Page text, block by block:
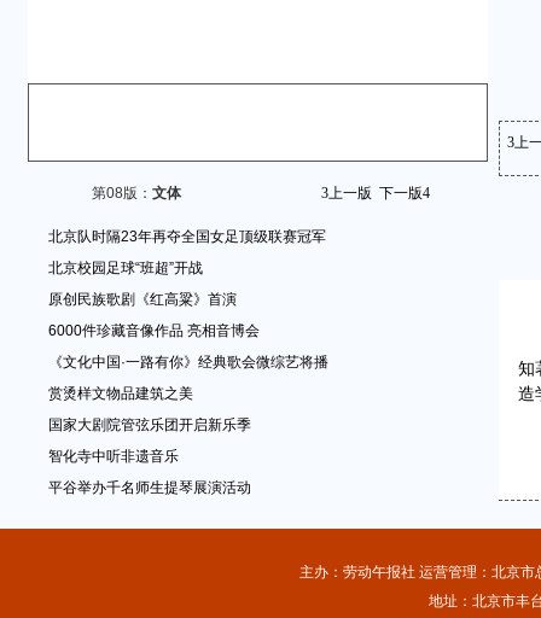
第08版： 文体 3上一版 下一版4
北京队时隔23年再夺全国女足顶级联赛冠军
北京校园足球“班超”开战
原创民族歌剧《红高粱》首演
6000件珍藏音像作品 亮相音博会
《文化中国·一路有你》经典歌会微综艺将播
赏烫样文物品建筑之美
国家大剧院管弦乐团开启新乐季
智化寺中听非遗音乐
平谷举办千名师生提琴展演活动
3上
知
造
主办：劳动午报社 运营管理：北京
地址：北京市丰